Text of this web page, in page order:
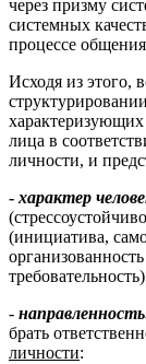
через призму
системных
процессе
Исходя из этого,
характеризующих
лица в
личности, и
- характер
(инициатива,
-
брать
личности: